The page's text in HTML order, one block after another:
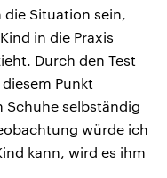
Situation sein,
in die Praxis
Durch den Test
Punkt
Schuhe selbständig
würde ich
kann, wird es ihm